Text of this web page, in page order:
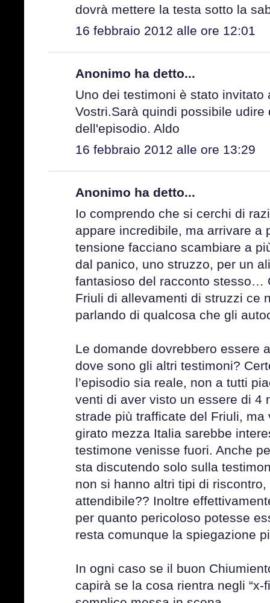
dovrà mettere la testa sotto la
16 febbraio 2012 alle ore 12:01
Anonimo ha detto...
Uno dei testimoni è stato
Vostri.Sarà quindi possibile
dell'episodio. Aldo
16 febbraio 2012 alle ore 13:29
Anonimo ha detto...
Io comprendo che si cerchi di
appare incredibile, ma arrivare a
tensione facciano scambiare a
dal panico, uno struzzo, per un
fantasioso del racconto stesso…
Friuli di allevamenti di struzzi ce
parlando di qualcosa che gli
Le domande dovrebbero essere
dove sono gli altri testimoni?
l’episodio sia reale, non a tutti
venti di aver visto un essere di 4
strade più trafficate del Friuli,
girato mezza Italia sarebbe
testimone venisse fuori. Anche
sta discutendo solo sulla
non si hanno altri tipi di
attendibile?? Inoltre
per quanto pericoloso potesse
resta comunque la spiegazione
In ogni caso se il buon
capirà se la cosa rientra negli “x-